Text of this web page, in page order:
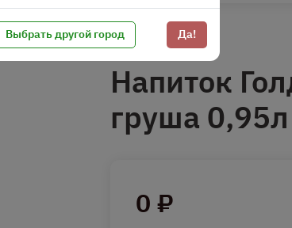
Напиток
груша
0 ₽
Выбрать другой город Да!